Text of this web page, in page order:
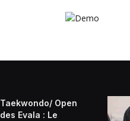
Taekwondo/ Open
des Evala : Le